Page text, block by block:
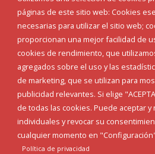
páginas de este sitio web: Cookies
necesarias para utilizar el sitio web;
proporcionan una mejor facilidad de
cookies de rendimiento, que
agregados sobre el uso y las
de marketing, que se utilizan para
publicidad relevantes. Si elige
de todas las cookies. Puede aceptar
individuales y revocar su
cualquier momento en
Política de privacidad